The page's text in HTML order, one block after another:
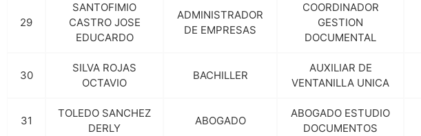
29
SANTOFIMIO
CASTRO JOSE
EDUCARDO
ADMINISTRADOR
DE EMPRESAS
COORDINADOR
GESTION
DOCUMENTAL
30
SILVA ROJAS
OCTAVIO
BACHILLER
AUXILIAR DE
VENTANILLA UNICA
31
TOLEDO SANCHEZ
DERLY
ABOGADO
ABOGADO ESTUDIO
DOCUMENTOS